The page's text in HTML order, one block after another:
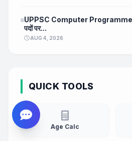
UPPSC Computer
पदों पर...
AUG 4, 2026
QUICK TOOLS
Age Calc